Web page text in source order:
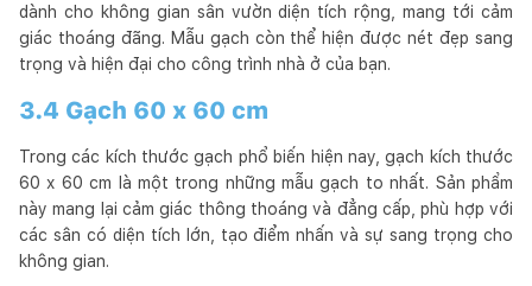
dành cho không gian sân vườn diện tích rộng, mang tới cảm
giác thoáng đãng. Mẫu gạch còn thể hiện được nét đẹp sang
trọng và hiện đại cho công trình nhà ở của bạn.
3.4 Gạch 60 x 60 cm
Trong các kích thước gạch phổ biến hiện nay, gạch kích thước
60 x 60 cm là một trong những mẫu gạch to nhất. Sản phẩm
này mang lại cảm giác thông thoáng và đẳng cấp, phù hợp với
các sân có diện tích lớn, tạo điểm nhấn và sự sang trọng cho
không gian.